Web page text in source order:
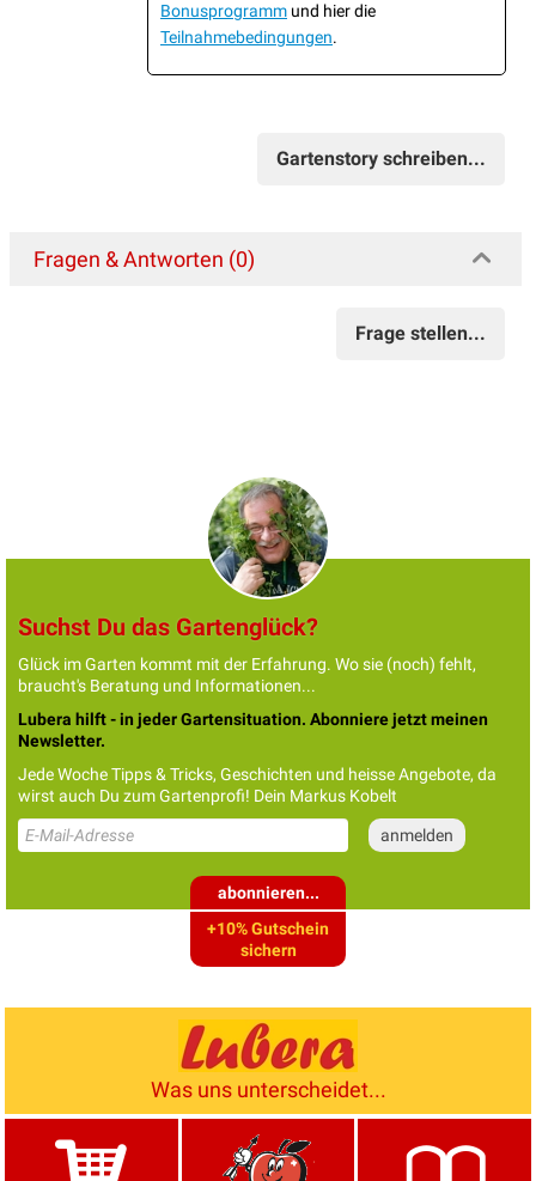
Bonusprogramm und hier die
Teilnahmebedingungen.
Gartenstory schreiben...
Fragen & Antworten (0)
Frage stellen...
Suchst Du das Gartenglück?
Glück im Garten kommt mit der Erfahrung. Wo sie (noch) fehlt,
braucht's Beratung und Informationen...
Lubera hilft - in jeder Gartensituation. Abonniere jetzt meinen
Newsletter.
Jede Woche Tipps & Tricks, Geschichten und heisse Angebote, da
wirst auch Du zum Gartenprofi! Dein Markus Kobelt
abonnieren...
+10% Gutschein
sichern
Was uns unterscheidet...